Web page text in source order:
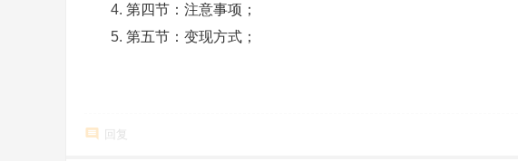
第四节：注意事项；
第五节：变现方式；
回复